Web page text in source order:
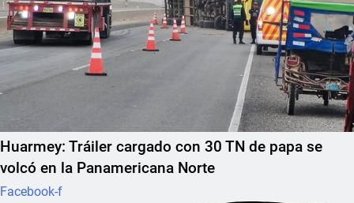
Huarmey: Tráiler cargado con 30 TN de papa se
volcó en la Panamericana Norte
Facebook-f